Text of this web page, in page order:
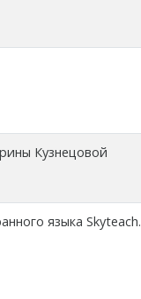
Кузнецовой
языкаSkyteach.